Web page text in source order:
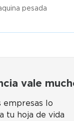
pesada
vale
empresas lo
tu hoja de vida